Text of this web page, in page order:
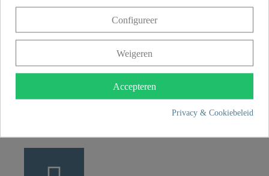
Franz Joseph Schütte GmbH
49134 Wallenhorst
Configureer
Weigeren
Accepteren
Privacy & Cookiebeleid